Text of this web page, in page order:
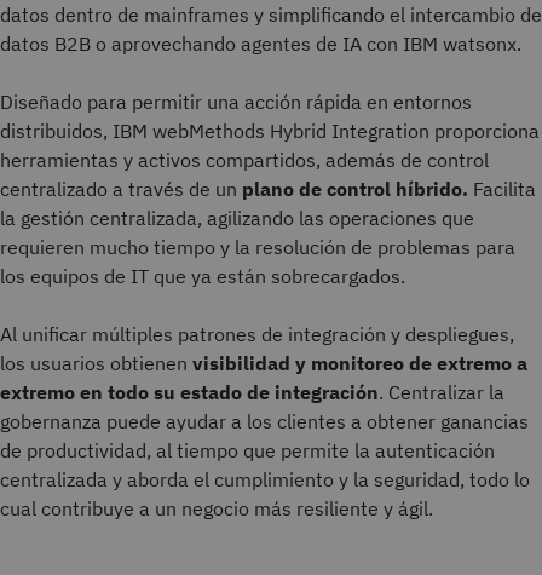
datos dentro de mainframes y simplificando el intercambio de
datos B2B o aprovechando agentes de IA con IBM watsonx.
Diseñado para permitir una acción rápida en entornos
distribuidos, IBM webMethods Hybrid Integration proporciona
herramientas y activos compartidos, además de control
centralizado a través de un plano de control híbrido. Facilita
la gestión centralizada, agilizando las operaciones que
requieren mucho tiempo y la resolución de problemas para
los equipos de IT que ya están sobrecargados.
Al unificar múltiples patrones de integración y despliegues,
los usuarios obtienen visibilidad y monitoreo de extremo a
extremo en todo su estado de integración. Centralizar la
gobernanza puede ayudar a los clientes a obtener ganancias
de productividad, al tiempo que permite la autenticación
centralizada y aborda el cumplimiento y la seguridad, todo lo
cual contribuye a un negocio más resiliente y ágil.